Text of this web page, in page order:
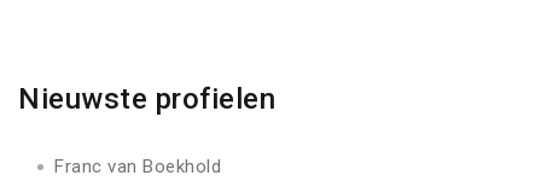
Nieuwste profielen
Franc van Boekhold